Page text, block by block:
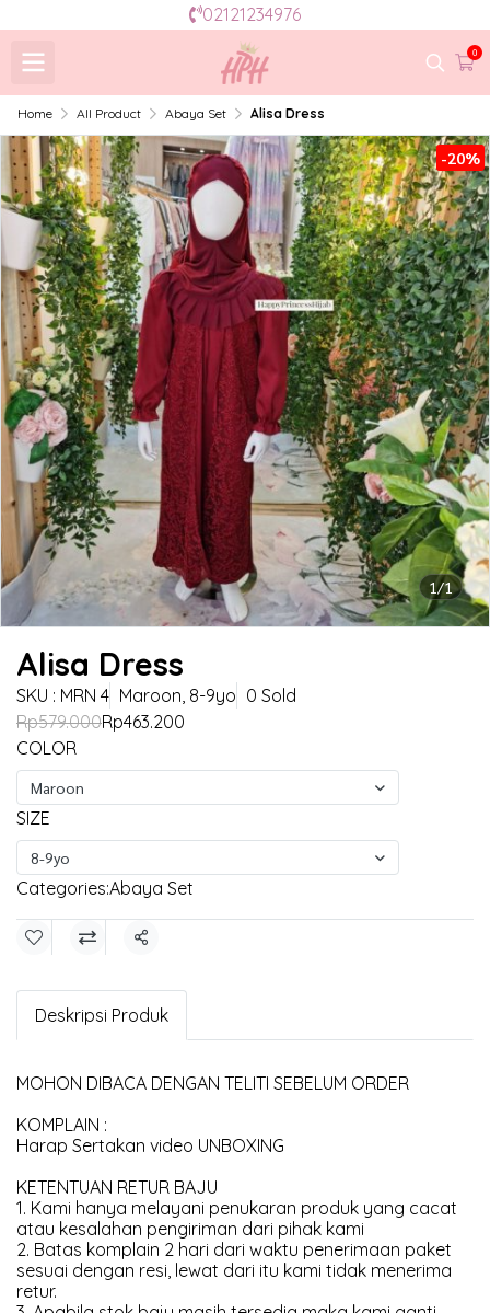
02121234976
0
Home All Product Abaya Set Alisa Dress
1/1
-20%
Alisa Dress
SKU : MRN 4 Maroon, 8-9yo 0 Sold
Rp579.000Rp463.200
COLOR
Maroon
SIZE
8-9yo
Categories:Abaya Set
Share
Deskripsi Produk
MOHON DIBACA DENGAN TELITI SEBELUM ORDER
KOMPLAIN :
Harap Sertakan video UNBOXING
KETENTUAN RETUR BAJU
1. Kami hanya melayani penukaran produk yang cacat
atau kesalahan pengiriman dari pihak kami
2. Batas komplain 2 hari dari waktu penerimaan paket
sesuai dengan resi, lewat dari itu kami tidak menerima
retur.